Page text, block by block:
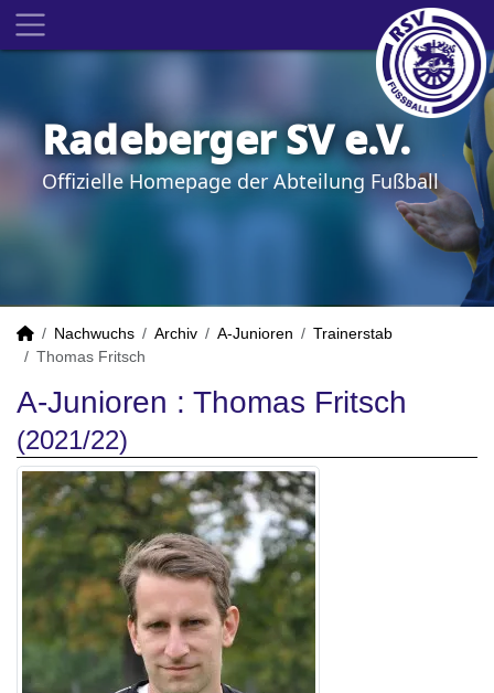
Radeberger SV e.V.
Offizielle Homepage der Abteilung Fußball
Nachwuchs Archiv A-Junioren
Trainerstab
Thomas Fritsch
A-Junioren : Thomas Fritsch
(2021/22)